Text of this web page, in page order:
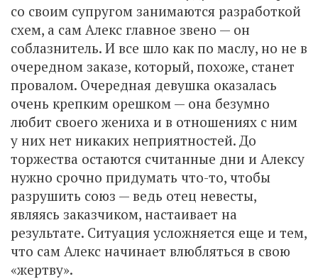
со своим супругом занимаются разработкой
схем, а сам Алекс главное звено — он
соблазнитель. И все шло как по маслу, но не в
очередном заказе, который, похоже, станет
провалом. Очередная девушка оказалась
очень крепким орешком — она безумно
любит своего жениха и в отношениях с ним
у них нет никаких неприятностей. До
торжества остаются считанные дни и Алексу
нужно срочно придумать что-то, чтобы
разрушить союз — ведь отец невесты,
являясь заказчиком, настаивает на
результате. Ситуация усложняется еще и тем,
что сам Алекс начинает влюбляться в свою
«жертву».